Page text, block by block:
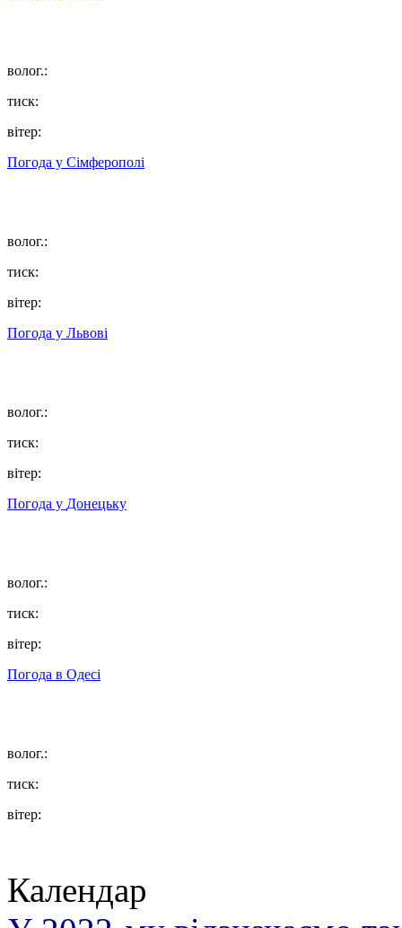
волог.:
тиск:
вітер:
Погода у Сімферополі
волог.:
тиск:
вітер:
Погода у Львові
волог.:
тиск:
вітер:
Погода у Донецьку
волог.:
тиск:
вітер:
Погода в Одесі
волог.:
тиск:
вітер:
Календар